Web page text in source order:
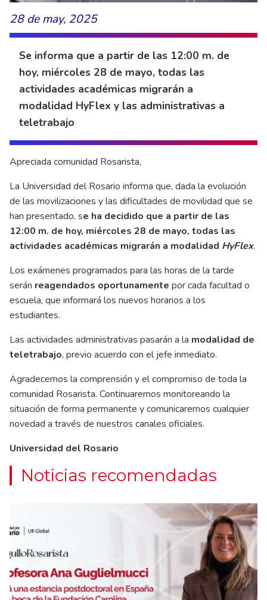
28 de may, 2025
Se informa que a partir de las 12:00 m. de
hoy, miércoles 28 de mayo, todas las
actividades académicas migrarán a
modalidad HyFlex y las administrativas a
teletrabajo
Apreciada comunidad Rosarista,
La Universidad del Rosario informa que, dada la evolución
de las movilizaciones y las dificultades de movilidad que se
han presentado, se ha decidido que a partir de las
12:00 m. de hoy, miércoles 28 de mayo, todas las
actividades académicas migrarán a modalidad HyFlex.
Los exámenes programados para las horas de la tarde
serán reagendados oportunamente por cada facultad o
escuela, que informará los nuevos horarios a los
estudiantes.
Las actividades administrativas pasarán a la modalidad de
teletrabajo, previo acuerdo con el jefe inmediato.
Agradecemos la comprensión y el compromiso de toda la
comunidad Rosarista. Continuaremos monitoreando la
situación de forma permanente y comunicaremos cualquier
novedad a través de nuestros canales oficiales.
Universidad del Rosario
Noticias recomendadas